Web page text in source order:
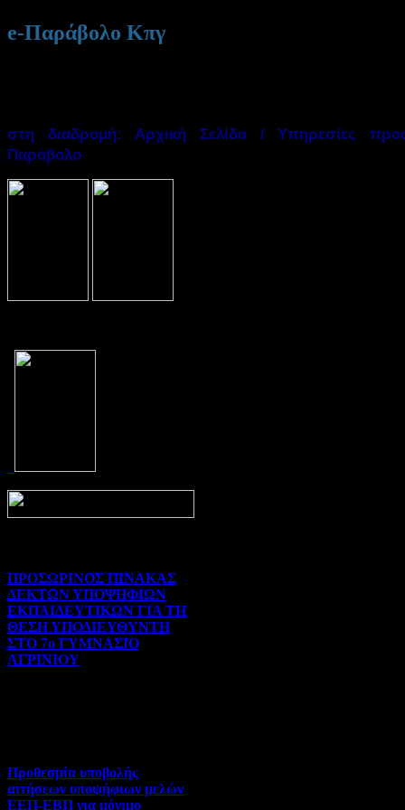
e-Παράβολο Κπγ
στη διαδρομή: Αρχική Σελίδα / Υπηρεσίες
Παράβολο
ΠΡΟΣΩΡΙΝΟΣ ΠΙΝΑΚΑΣ
ΔΕΚΤΩΝ ΥΠΟΨΗΦΙΩΝ
ΕΚΠΑΙΔΕΥΤΙΚΩΝ ΓΙΑ ΤΗ
ΘΕΣΗ ΥΠΟΔΙΕΥΘΥΝΤΗ
ΣΤΟ 7ο ΓΥΜΝΑΣΙΟ
ΑΓΡΙΝΙΟΥ
Προθεσμία υποβολής
αιτήσεων υποψήφιων μελών
ΕΕΠ-ΕΒΠ για μόνιμο